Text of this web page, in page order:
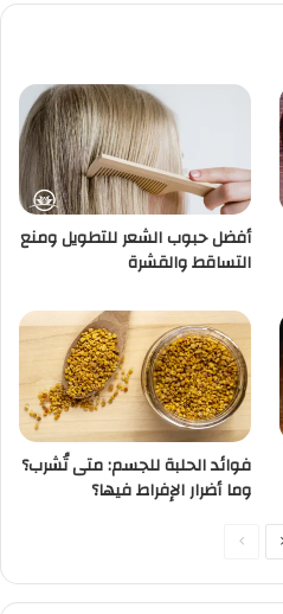
أفضل حبوب الشعر للتطويل ومنع
التساقط والقشرة
فوائد الحلبة للجسم: متى تُشرب؟
وما أضرار الإفراط فيها؟
الصفحةالصفحة